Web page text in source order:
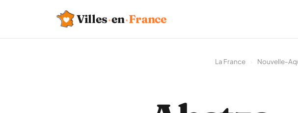
Villes·en·France
La France Nouvelle-